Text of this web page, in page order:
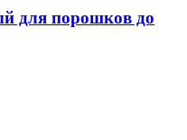
для порошков до